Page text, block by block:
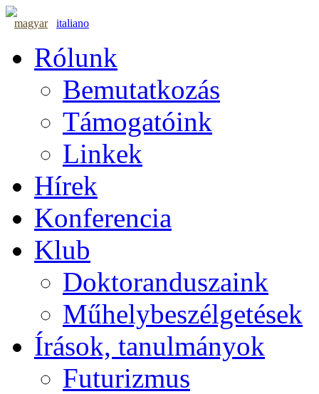
magyar italiano
Rólunk
Bemutatkozás
Támogatóink
Linkek
Hírek
Konferencia
Klub
Doktoranduszaink
Műhelybeszélgetések
Írások, tanulmányok
Futurizmus